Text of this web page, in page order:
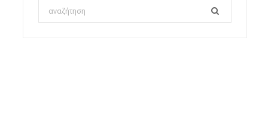
Search
for: